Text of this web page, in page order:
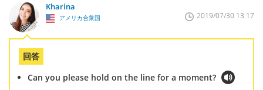
Kharina
アメリカ合衆国 2019/07/30 13:17
回答
Can you please hold on the line for a moment?